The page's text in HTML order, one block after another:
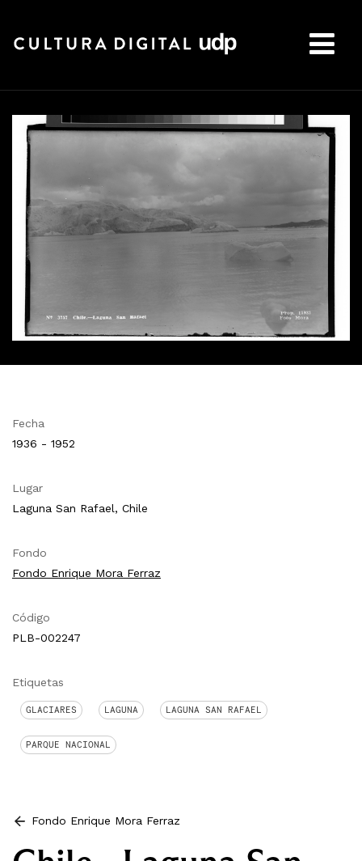
Fecha
1936 - 1952
Lugar
Laguna San Rafael, Chile
Fondo
Fondo Enrique Mora Ferraz
Código
PLB-002247
Etiquetas
GLACIARES LAGUNA LAGUNA SAN RAFAEL
PARQUE NACIONAL
Fondo Enrique Mora Ferraz